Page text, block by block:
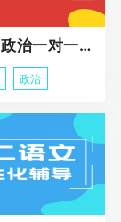
西安高考政治一对一辅导课程
政治